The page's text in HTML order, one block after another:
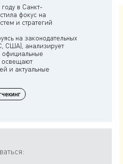
в Санкт-
фокус на
и стратегий
на законодательных
США), анализирует
официальные
освещают
и актуальные